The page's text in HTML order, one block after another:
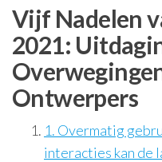
Vijf Nadelen
2021:
Ontwerpers
1. Overmatig
interacties kan de